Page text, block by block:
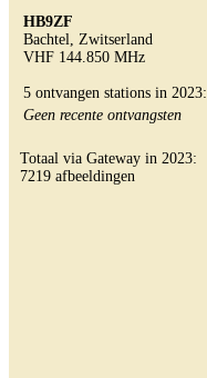
HB9ZF
Bachtel, Zwitserland
VHF 144.850 MHz
5 ontvangen stations in 2023:
Geen recente ontvangsten
Totaal via Gateway in 2023:
7219 afbeeldingen